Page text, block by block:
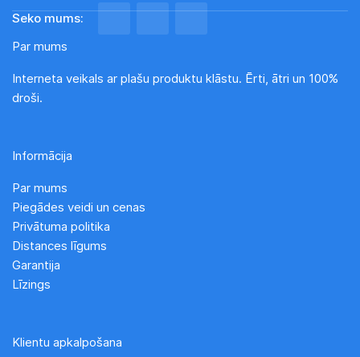
Seko mums:
Par mums
Interneta veikals ar plašu produktu klāstu. Ērti, ātri un 100%
droši.
Informācija
Par mums
Piegādes veidi un cenas
Privātuma politika
Distances līgums
Garantija
Līzings
Klientu apkalpošana